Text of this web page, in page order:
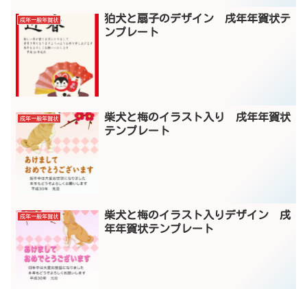
戌年一般年賀状
狛犬と扇子のデザイン 戌年年賀状テ
ンプレート
戌年一般年賀状
柴犬と梅のイラスト入り 戌年年賀状
テンプレート
戌年一般年賀状
柴犬と梅のイラスト入りデザイン 戌
年年賀状テンプレート